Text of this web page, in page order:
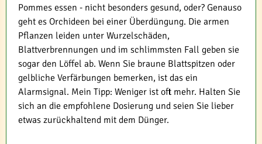
Pommes essen - nicht besonders gesund, oder? Genauso
geht es Orchideen bei einer Überdüngung. Die armen
Pflanzen leiden unter Wurzelschäden,
Blattverbrennungen und im schlimmsten Fall geben sie
sogar den Löffel ab. Wenn Sie braune Blattspitzen oder
gelbliche Verfärbungen bemerken, ist das ein
Alarmsignal. Mein Tipp: Weniger ist oft mehr. Halten Sie
sich an die empfohlene Dosierung und seien Sie lieber
etwas zurückhaltend mit dem Dünger.